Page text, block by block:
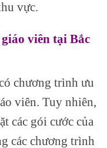
vực.
viên tại Bắc
chương trình ưu
viên. Tuy nhiên,
các gói cước của
các chương trình